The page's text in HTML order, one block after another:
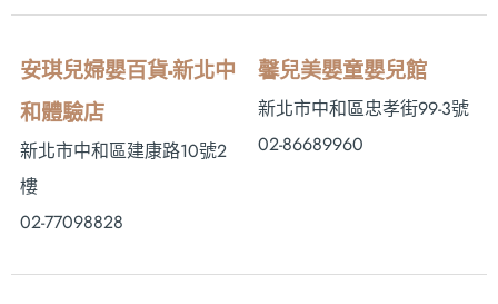
安琪兒婦嬰百貨-新北中
和體驗店
新北市中和區建康路10號2
樓
02-77098828
馨兒美嬰童嬰兒館
新北市中和區忠孝街99-3號
02-86689960